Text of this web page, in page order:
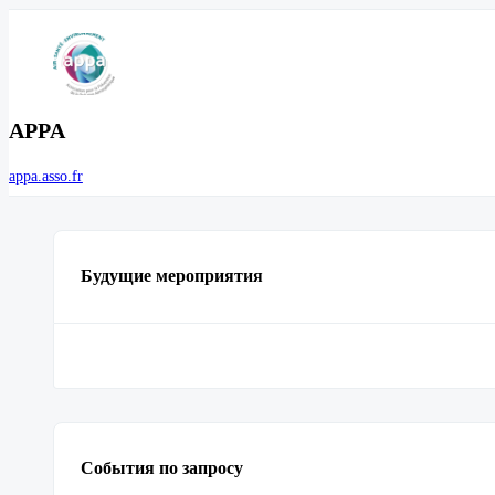
APPA
appa.asso.fr
Будущие мероприятия
События по запросу